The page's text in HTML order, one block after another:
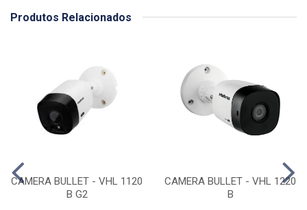
Produtos Relacionados
CAMERA BULLET - VHL 1120
B G2
CAMERA BULLET - VHL 1220
B